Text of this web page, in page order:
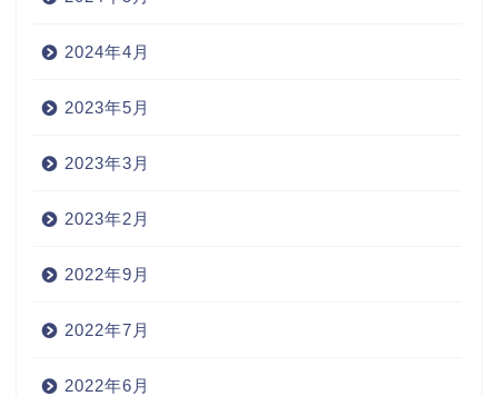
2024年4月
2023年5月
2023年3月
2023年2月
2022年9月
2022年7月
2022年6月